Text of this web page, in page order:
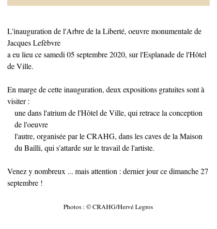
L'inauguration de l'Arbre de la Liberté, oeuvre monumentale de
Jacques Lefèbvre
a eu lieuce samedi 05 septembre 2020, sur l'Esplanade de l'Hôtel
de Ville.
En marge de cette inauguration, deux expositions gratuites sont à
visiter :
une dans l'atrium de l'Hôtel de Ville, qui retrace la conception
de l'oeuvre
l'autre, organisée par le CRAHG, dans les caves de la Maison
du Bailli, qui s'attarde sur le travail de l'artiste.
Venez y nombreux ... mais attention : dernier jour ce dimanche 27
septembre !
Photos : © CRAHG/Hervé Legros